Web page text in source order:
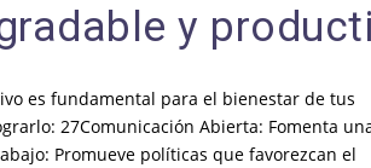
y
es fundamental para el bienestar de tus
27Comunicación Abierta: Fomenta
Promueve políticas que favorezcan el